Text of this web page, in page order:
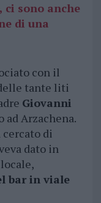
ci sono anche
di una
con il
tante liti
Giovanni
Arzachena.
cercato di
dato in
bar in viale